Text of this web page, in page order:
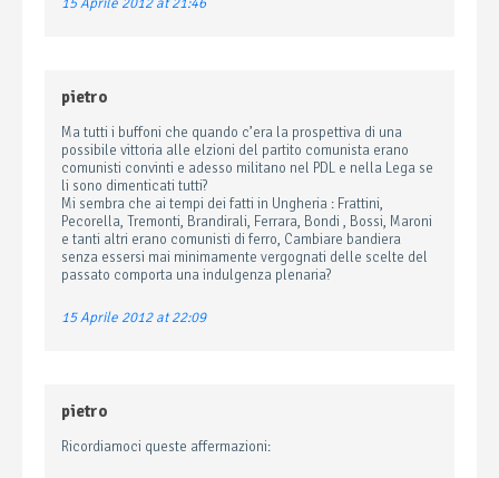
pietro
Ma tutti i buffoni che quando c’era la prospettiva di una
possibile vittoria alle elzioni del partito comunista erano
comunisti convinti e adesso militano nel PDL e nella Lega se
li sono dimenticati tutti?
Mi sembra che ai tempi dei fatti in Ungheria : Frattini,
Pecorella, Tremonti, Brandirali, Ferrara, Bondi , Bossi, Maroni
e tanti altri erano comunisti di ferro, Cambiare bandiera
senza essersi mai minimamente vergognati delle scelte del
passato comporta una indulgenza plenaria?
15 Aprile 2012 at 22:09
pietro
Ricordiamoci queste affermazioni: